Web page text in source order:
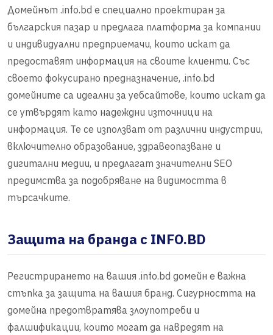
Домейнът .info.bd е специално проектиран за
българския пазар и предлага платформа за компании
и индивидуални предприемачи, които искат да
предоставят информация на своите клиенти. Със
своето фокусирано предназначение, .info.bd
домейните са идеални за уебсайтове, които искат да
се утвърдят като надеждни източници на
информация. Те се използват от различни индустрии,
включително образование, здравеопазване и
дигитални медии, и предлагат значителни SEO
предимства за подобряване на видимостта в
търсачките.
Защита на бранда с INFO.BD
Регистрирането на вашия .info.bd домейн е важна
стъпка за защита на вашия бранд. Сигурността на
домейна предотвратява злоупотреби и
фалшификации, които могат да навредят на